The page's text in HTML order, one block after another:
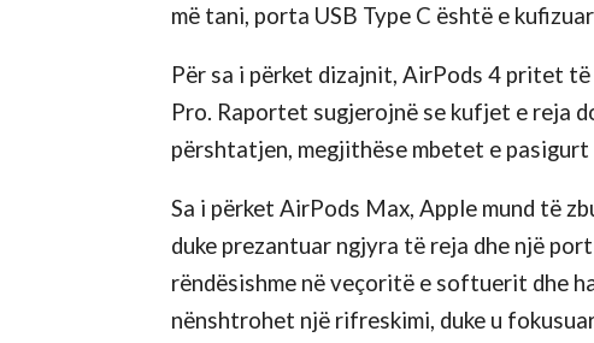
më tani, porta USB Type C është e
Për sa i përket dizajnit, AirPods 4 pritet
Pro. Raportet sugjerojnë se kufjet e reja
përshtatjen, megjithëse mbetet e
Sa i përket AirPods Max, Apple mund të
duke prezantuar ngjyra të reja dhe një
rëndësishme në veçoritë e softuerit dhe
nënshtrohet një rifreskimi, duke u